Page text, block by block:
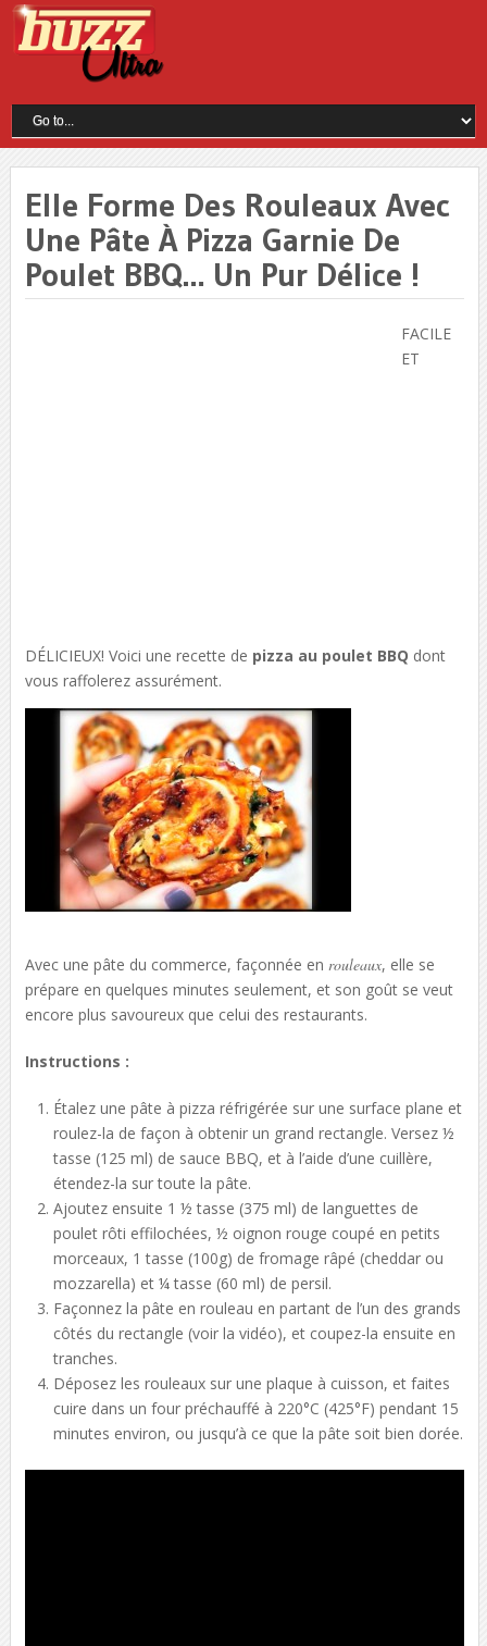
Elle Forme Des Rouleaux Avec
Une Pâte À Pizza Garnie De
Poulet BBQ… Un Pur Délice !
FACILE
ET
DÉLICIEUX! Voici une recette de pizza au poulet BBQ dont
vous raffolerez assurément.
Avec une pâte du commerce, façonnée en rouleaux, elle se
prépare en quelques minutes seulement, et son goût se veut
encore plus savoureux que celui des restaurants.
Instructions :
Étalez une pâte à pizza réfrigérée sur une surface plane et
roulez-la de façon à obtenir un grand rectangle. Versez ½
tasse (125 ml) de sauce BBQ, et à l’aide d’une cuillère,
étendez-la sur toute la pâte.
Ajoutez ensuite 1 ½ tasse (375 ml) de languettes de
poulet rôti effilochées, ½ oignon rouge coupé en petits
morceaux, 1 tasse (100g) de fromage râpé (cheddar ou
mozzarella) et ¼ tasse (60 ml) de persil.
Façonnez la pâte en rouleau en partant de l’un des grands
côtés du rectangle (voir la vidéo), et coupez-la ensuite en
tranches.
Déposez les rouleaux sur une plaque à cuisson, et faites
cuire dans un four préchauffé à 220°C (425°F) pendant 15
minutes environ, ou jusqu’à ce que la pâte soit bien dorée.